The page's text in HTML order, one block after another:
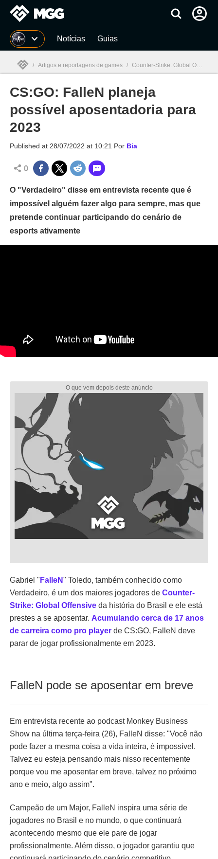
Millenium Notícias Guias
Millenium
/ Artigos e reportagens de games / Counter-Strike: Global Offensive
CS:GO: FalleN planeja
possível aposentadoria para
2023
Published at 28/07/2022 at 10:21 Por Bia
0
O "Verdadeiro" disse em entrevista recente que é
impossível alguém fazer algo para sempre, mas que
pretende continuar participando do cenário de
esports ativamente
Gabriel " FalleN" Toledo, também conhecido como
Verdadeiro, é um dos maiores jogadores de Counter-
Strike: Global Offensive da história do Brasil e ele está
prestes a se aposentar. Acumulando cerca de 17 anos
de carreira como pro player de CS:GO, FalleN deve
parar de jogar profissionalmente em 2023.
FalleN pode se aposentar em breve
Em entrevista recente ao podcast Monkey Business
Show na última terça-feira (26), FalleN disse: "Você não
pode fazer a mesma coisa a vida inteira, é impossível.
Talvez eu esteja pensando mais nisso recentemente
porque vou me aposentar em breve, talvez no próximo
ano e meio, algo assim".
Campeão de um Major, FalleN inspira uma série de
jogadores no Brasil e no mundo, o que continuará
acontecendo mesmo que ele pare de jogar
profissionalmente. Além disso, o jogador garantiu que